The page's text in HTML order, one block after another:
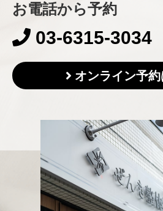
お電話から予約
03-6315-3034
オンライン予